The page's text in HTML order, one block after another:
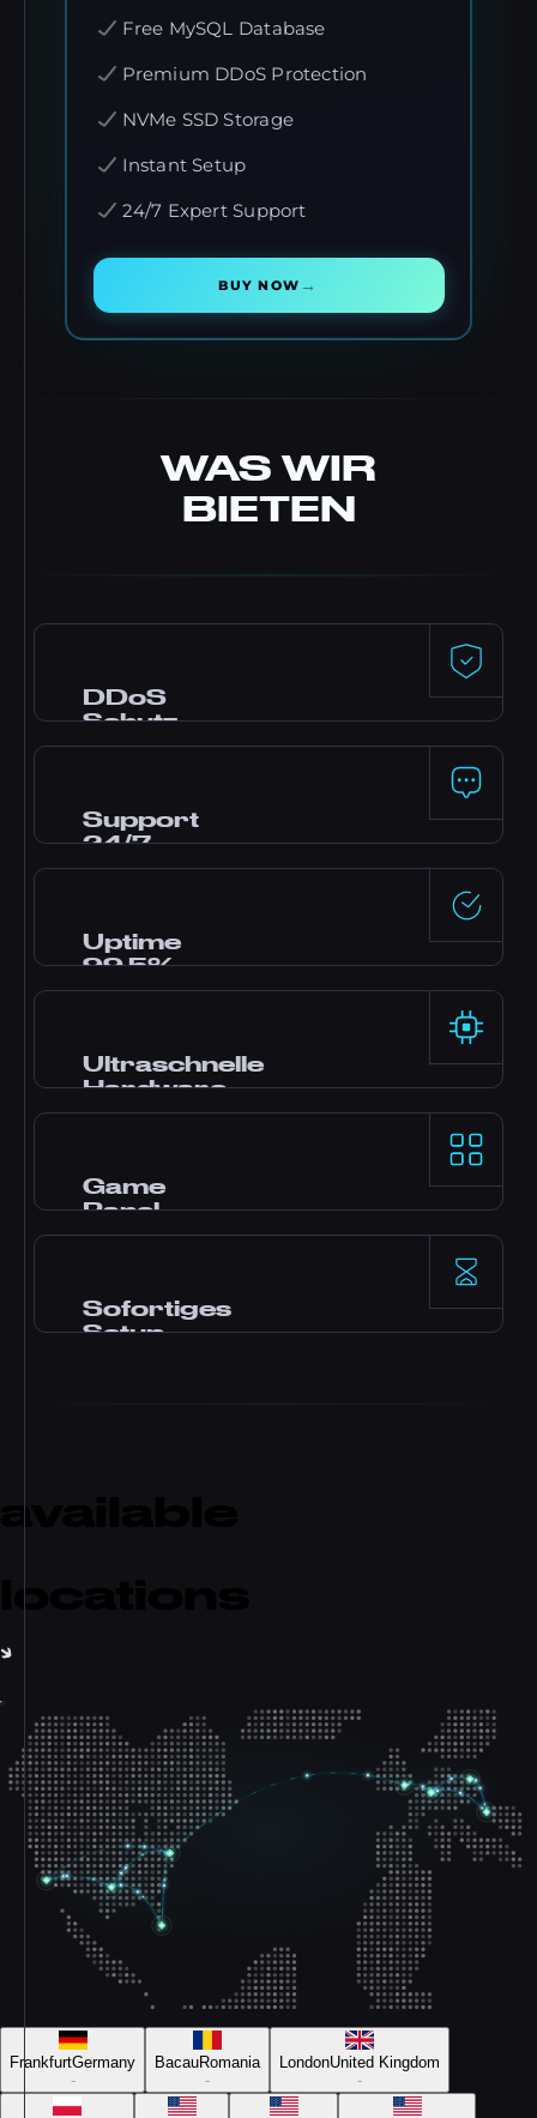
Free MySQL Database
Premium DDoS Protection
NVMe SSD Storage
Instant Setup
24/7 Expert Support
BUY NOW →
WAS WIR
BIETEN
DDoS
Schutz
Filtern. Dein Server bleibt online, auch
während Angriffen.
Support
24/7
Tickets erreichbar. Die meisten Fragen
werden in Minuten beantwortet.
Uptime
99,5%
Stromversorgung und Netzwerk liefern solide
Zuverlässigkeit, abgesichert durch unser SLA.
Ultraschnelle
Hardware
Leistung auf den anspruchsvollsten Game
Servern.
Game
Panel
Backups und Echtzeit-Monitoring.
Sofortiges
Setup
FrankfurtGermany
-
BacauRomania
-
LondonUnited Kingdom
-